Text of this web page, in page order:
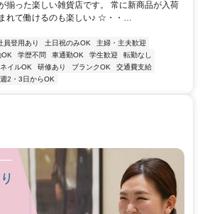
揃った楽しい雑貨店です。 常に新商品が入荷
れて働けるのも楽しい♪ ☆・・…
員登用あり 土日祝のみOK
主婦・主夫歓迎
OK 学歴不問 車通勤OK 学生歓迎
転勤なし
ネイルOK 研修あり ブランクOK
交通費支給
週2・3日からOK